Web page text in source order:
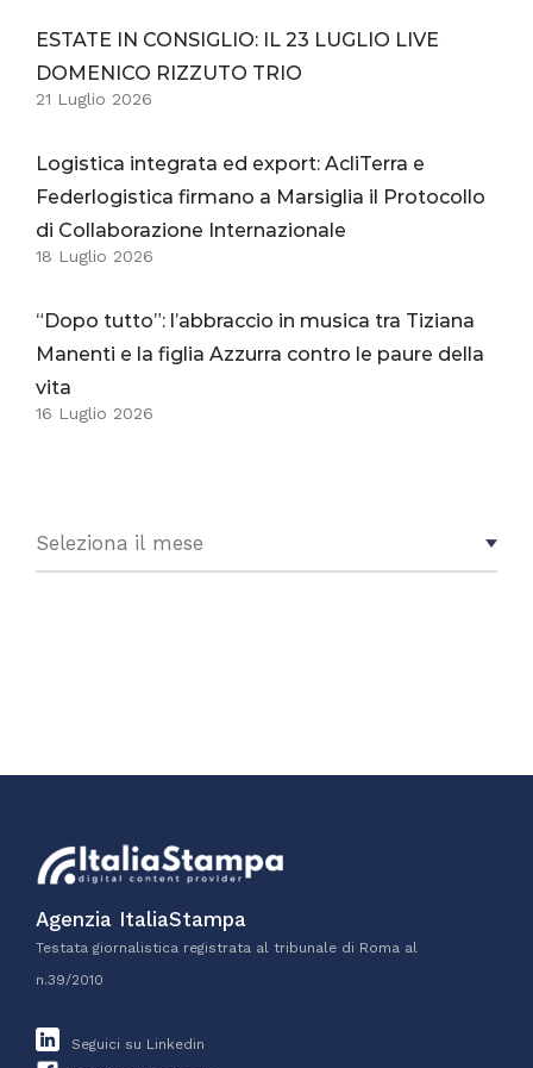
ESTATE IN CONSIGLIO: IL 23 LUGLIO LIVE
DOMENICO RIZZUTO TRIO
21 Luglio 2026
Logistica integrata ed export: AcliTerra e
Federlogistica firmano a Marsiglia il Protocollo
di Collaborazione Internazionale
18 Luglio 2026
“Dopo tutto”: l’abbraccio in musica tra Tiziana
Manenti e la figlia Azzurra contro le paure della
vita
16 Luglio 2026
Agenzia ItaliaStampa
Testata giornalistica registrata al tribunale di Roma al
n.39/2010
Seguici su Linkedin